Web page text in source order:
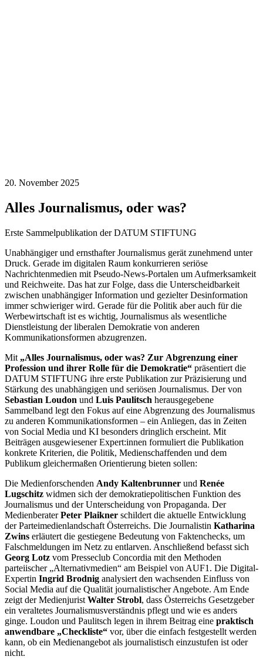
20. November 2025
Alles Journalismus, oder was?
Erste Sammelpublikation der DATUM STIFTUNG
Unabhängiger und ernsthafter Journalismus gerät zunehmend unter
Druck. Gerade im digitalen Raum konkurrieren seriöse
Nachrichtenmedien mit Pseudo-News-Portalen um Aufmerksamkeit
und Reichweite. Das hat zur Folge, dass die Unterscheidbarkeit
zwischen unabhängiger Information und gezielter Desinformation
immer schwieriger wird. Gerade für die Politik aber auch für die
Werbewirtschaft ist es wichtig, Journalismus als wesentliche
Dienstleistung der liberalen Demokratie von anderen
Kommunikationsformen abzugrenzen.
Mit „Alles Journalismus, oder was? Zur Abgrenzung einer
Profession und ihrer Rolle für die Demokratie“ präsentiert die
DATUM STIFTUNG ihre erste Publikation zur Präzisierung und
Stärkung des unabhängigen und seriösen Journalismus. Der von
Sebastian Loudon und Luis Paulitsch herausgegebene
Sammelband legt den Fokus auf eine Abgrenzung des Journalismus
zu anderen Kommunikationsformen – ein Anliegen, das in Zeiten
von Social Media und KI besonders dringlich erscheint. Mit
Beiträgen ausgewiesener Expert:innen formuliert die Publikation
konkrete Kriterien, die Politik, Medienschaffenden und dem
Publikum gleichermaßen Orientierung bieten sollen:
Die Medienforschenden Andy Kaltenbrunner und Renée
Lugschitz widmen sich der demokratiepolitischen Funktion des
Journalismus und der Unterscheidung von Propaganda. Der
MedienberaterPeter Plaikner schildert die aktuelle Entwicklung
der Parteimedienlandschaft Österreichs. Die Journalistin Katharina
Zwins erläutert die gestiegene Bedeutung von Faktenchecks, um
Falschmeldungen im Netz zu entlarven. Anschließend befasst sich
Georg Lotz vom Presseclub Concordia mit den Methoden
parteiischer „Alternativmedien“ am Beispiel von AUF1. Die Digital-
Expertin Ingrid Brodnig analysiert den wachsenden Einfluss von
Social Media auf die Qualität journalistischer Angebote. Am Ende
zeigt der Medienjurist Walter Strobl, dass Österreichs Gesetzgeber
ein veraltetes Journalismusverständnis pflegt und wie es anders
ginge. Loudon und Paulitsch legen in ihrem Beitrag eine praktisch
anwendbare „Checkliste“ vor, über die einfach festgestellt werden
kann, ob ein Medienangebot als journalistisch einzustufen ist oder
nicht.